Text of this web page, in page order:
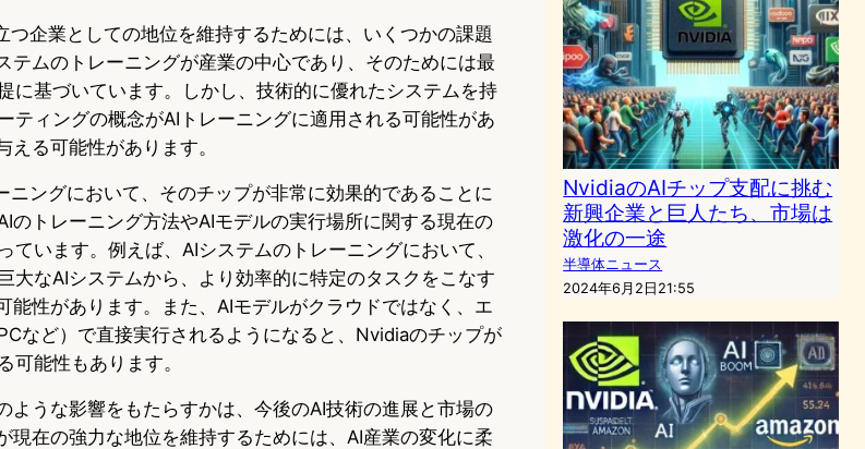
つ企業としての地位を維持するためには、いくつかの課題
テムのトレーニングが産業の中心であり、そのためには最
に基づいています。しかし、技術的に優れたシステムを持
ティングの概念がAIトレーニングに適用される可能性があ
る可能性があります。
ングにおいて、そのチップが非常に効果的であることに
のトレーニング方法やAIモデルの実行場所に関する現在の
ています。例えば、AIシステムのトレーニングにおいて、
大なAIシステムから、より効率的に特定のタスクをこなす
能性があります。また、AIモデルがクラウドではなく、エ
など）で直接実行されるようになると、Nvidiaのチップが
可能性もあります。
ような影響をもたらすかは、今後のAI技術の進展と市場の
現在の強力な地位を維持するためには、AI産業の変化に柔
NvidiaのAIチップ支配に挑む
新興企業と巨人たち、市場は
激化の一途
半導体ニュース
2024年6月2日21:55